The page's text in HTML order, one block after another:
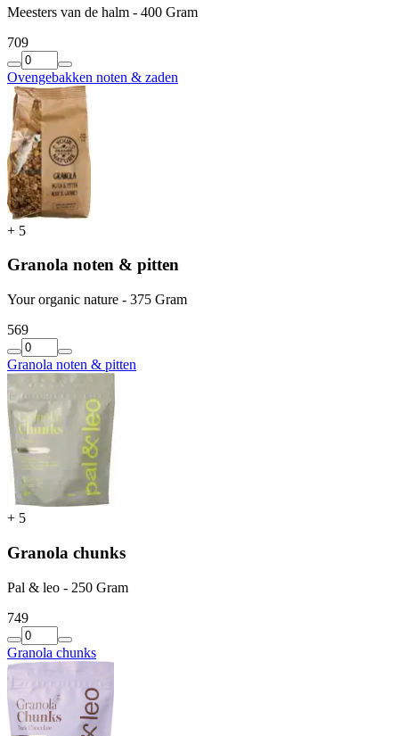
Meesters van de halm - 400 Gram
709
Ovengebakken noten & zaden
+ 5
Granola noten & pitten
Your organic nature - 375 Gram
569
Granola noten & pitten
+ 5
Granola chunks
Pal & leo - 250 Gram
749
Granola chunks